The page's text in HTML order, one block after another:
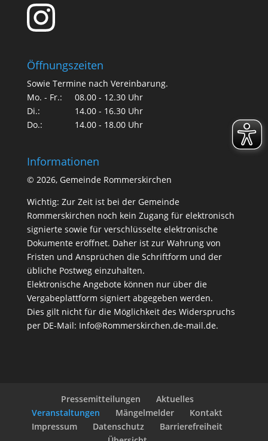
Öffnungszeiten
Sowie Termine nach Vereinbarung.
Mo. - Fr.:
08.00 - 12.30 Uhr
Di.:
14.00 - 16.30 Uhr
Do.:
14.00 - 18.00 Uhr
Informationen
© 2026, Gemeinde Rommerskirchen
Wichtig: Zur Zeit ist bei der Gemeinde
Rommerskirchen noch kein Zugang für elektronisch
signierte sowie für verschlüsselte elektronische
Dokumente eröffnet. Daher ist zur Wahrung von
Fristen und Ansprüchen die Schriftform und der
übliche Postweg einzuhalten.
Elektronische Angebote können nur über die
Vergabeplattform signiert abgegeben werden.
Dies gilt nicht für die Möglichkeit des Widerspruchs
per DE-Mail: Info@Rommerskirchen.de-mail.de.
Pressemitteilungen
Aktuelles
Veranstaltungen
Mängelmelder
Kontakt
Impressum
Datenschutz
Barrierefreiheit